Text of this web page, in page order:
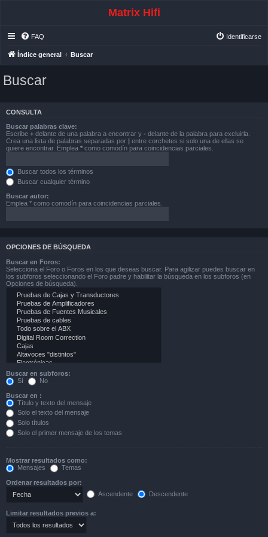
Matrix Hifi
FAQ Identificarse
Índice general Buscar
Buscar
CONSULTA
Buscar palabras clave:
Escribe + delante de una palabra a encontrar y - delante de la palabra para excluirla.
Crea una lista de palabras separadas por | entre corchetes si solo una de ellas se
quiere encontrar. Emplea * como comodín para coincidencias parciales.
Buscar todos los términos
Buscar cualquier término
Buscar autor:
Emplea * como comodín para coincidencias parciales.
OPCIONES DE BÚSQUEDA
Buscar en Foros:
Selecciona el Foro o Foros en los que deseas buscar. Para agilizar puedes buscar en
los subforos seleccionando el Foro padre y habilitar la búsqueda en los subforos (en
Opciones de búsqueda).
Buscar en subforos:
Sí
No
Buscar en :
Título y texto del mensaje
Solo el texto del mensaje
Solo títulos
Solo el primer mensaje de los temas
Mostrar resultados como:
Mensajes
Temas
Ordenar resultados por:
Ascendente
Descendente
Limitar resultados previos a: